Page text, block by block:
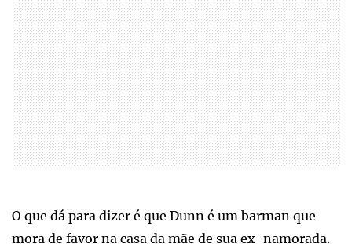
O que dá para dizer é que Dunn é um barman que
mora de favor na casa da mãe de sua ex-namorada.